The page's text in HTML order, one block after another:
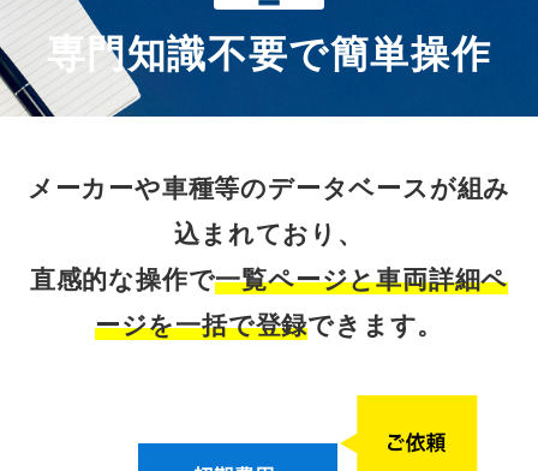
専門知識不要で簡単操作
メーカーや車種等のデータベースが組み
込まれており、
直感的な操作で一覧ページと車両詳細ペ
ージを一括で登録できます。